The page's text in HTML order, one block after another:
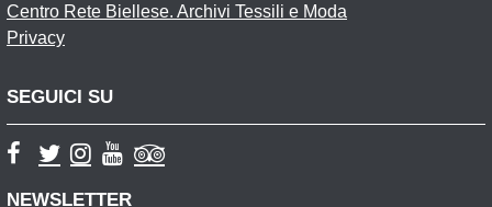
Centro Rete Biellese. Archivi Tessili e Moda
Privacy
SEGUICI SU
NEWSLETTER